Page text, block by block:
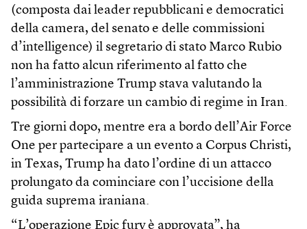
(composta dai leader repubblicani e democratici
della camera, del senato e delle commissioni
d’intelligence) il segretario di stato Marco Rubio
non ha fatto alcun riferimento al fatto che
l’amministrazione Trump stava valutando la
possibilità di forzare un cambio di regime in Iran.
Tre giorni dopo, mentre era a bordo dell’Air Force
One per partecipare a un evento a Corpus Christi,
in Texas, Trump ha dato l’ordine di un attacco
prolungato da cominciare con l’uccisione della
guida suprema iraniana.
“L’operazione Epic fury è approvata”, ha